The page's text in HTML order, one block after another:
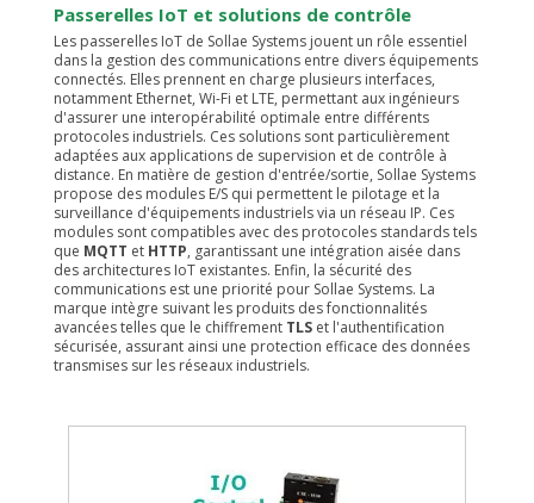
Passerelles IoT et solutions de contrôle
Les passerelles IoT de Sollae Systems jouent un rôle essentiel
dans la gestion des communications entre divers équipements
connectés. Elles prennent en charge plusieurs interfaces,
notamment Ethernet, Wi-Fi et LTE, permettant aux ingénieurs
d'assurer une interopérabilité optimale entre différents
protocoles industriels. Ces solutions sont particulièrement
adaptées aux applications de supervision et de contrôle à
distance. En matière de gestion d'entrée/sortie, Sollae Systems
propose des modules E/S qui permettent le pilotage et la
surveillance d'équipements industriels via un réseau IP. Ces
modules sont compatibles avec des protocoles standards tels
que MQTT et HTTP, garantissant une intégration aisée dans
des architectures IoT existantes. Enfin, la sécurité des
communications est une priorité pour Sollae Systems. La
marque intègre suivant les produits des fonctionnalités
avancées telles que le chiffrement TLS et l'authentification
sécurisée, assurant ainsi une protection efficace des données
transmises sur les réseaux industriels.